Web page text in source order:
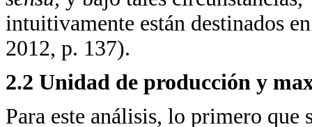
intuitivamente están destinados
2012, p. 137).
2.2 Unidad de producción y
Para este análisis, lo primero que